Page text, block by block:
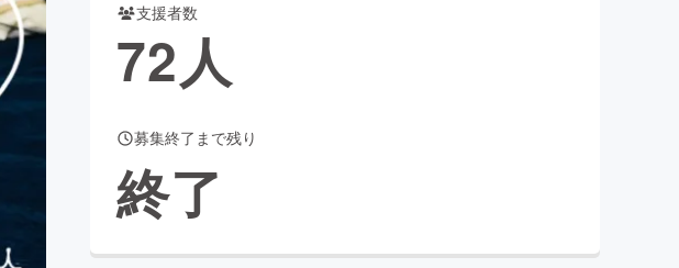
ビューティー・ヘルスケア
Creation
支援者数
72人
募集終了まで残り
終了